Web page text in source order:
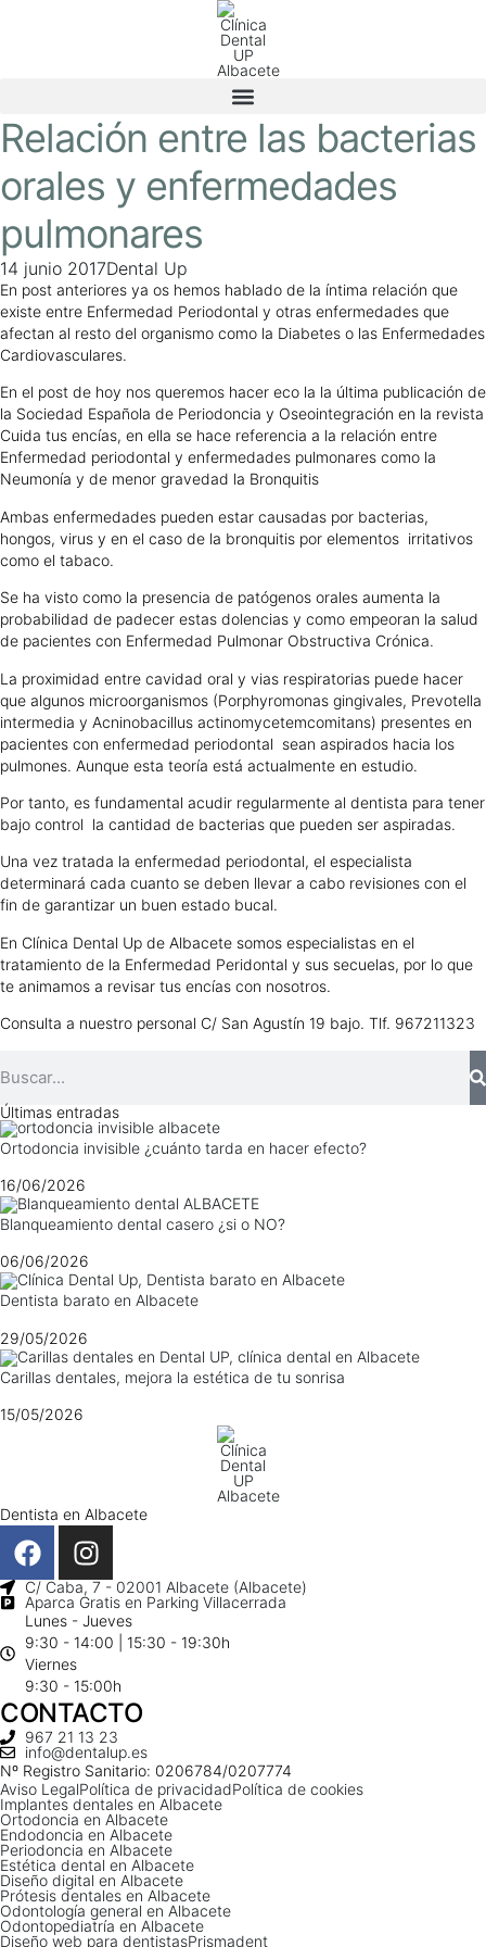
Relación entre las bacterias
orales y enfermedades
pulmonares
14 junio 2017Dental Up
En post anteriores ya os hemos hablado de la íntima relación que
existe entre Enfermedad Periodontal y otras enfermedades que
afectan al resto del organismo como la Diabetes o las Enfermedades
Cardiovasculares.
En el post de hoy nos queremos hacer eco la la última publicación de
la Sociedad Española de Periodoncia y Oseointegración en la revista
Cuida tus encías, en ella se hace referencia a la relación entre
Enfermedad periodontal y enfermedades pulmonares como la
Neumonía y de menor gravedad la Bronquitis
Ambas enfermedades pueden estar causadas por bacterias,
hongos, virus y en el caso de la bronquitis por elementos irritativos
como el tabaco.
Se ha visto como la presencia de patógenos orales aumenta la
probabilidad de padecer estas dolencias y como empeoran la salud
de pacientes con Enfermedad Pulmonar Obstructiva Crónica.
La proximidad entre cavidad oral y vias respiratorias puede hacer
que algunos microorganismos (Porphyromonas gingivales, Prevotella
intermedia y Acninobacillus actinomycetemcomitans) presentes en
pacientes con enfermedad periodontal sean aspirados hacia los
pulmones. Aunque esta teoría está actualmente en estudio.
Por tanto, es fundamental acudir regularmente al dentista para tener
bajo control la cantidad de bacterias que pueden ser aspiradas.
Una vez tratada la enfermedad periodontal, el especialista
determinará cada cuanto se deben llevar a cabo revisiones con el
fin de garantizar un buen estado bucal.
En Clínica Dental Up de Albacete somos especialistas en el
tratamiento de la Enfermedad Peridontal y sus secuelas, por lo que
te animamos a revisar tus encías con nosotros.
Consulta a nuestro personal C/ San Agustín 19 bajo. Tlf. 967211323
Últimas entradas
Ortodoncia invisible ¿cuánto tarda en hacer efecto?
16/06/2026
Blanqueamiento dental casero ¿si o NO?
06/06/2026
Dentista barato en Albacete
29/05/2026
Carillas dentales, mejora la estética de tu sonrisa
15/05/2026
Dentista en Albacete
C/ Caba, 7 - 02001 Albacete (Albacete)
Aparca Gratis en Parking Villacerrada
Lunes - Jueves
9:30 - 14:00 | 15:30 - 19:30h
Viernes
9:30 - 15:00h
CONTACTO
967 21 13 23
info@dentalup.es
Nº Registro Sanitario: 0206784/0207774
Aviso LegalPolítica de privacidadPolítica de cookies
Implantes dentales en Albacete
Ortodoncia en Albacete
Endodoncia en Albacete
Periodoncia en Albacete
Estética dental en Albacete
Diseño digital en Albacete
Prótesis dentales en Albacete
Odontología general en Albacete
Odontopediatría en Albacete
Diseño web para dentistasPrismadent